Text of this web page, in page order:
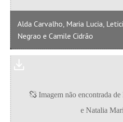
Alda Carvalho, Maria Lucia,
Negrao e Camile Cidrão